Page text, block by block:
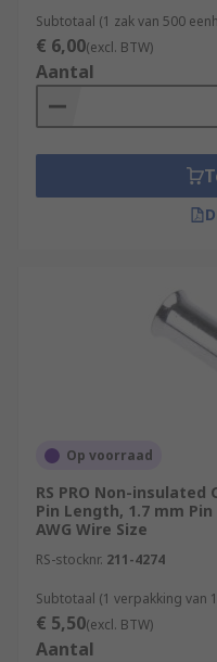
Subtotaal (1 zak van 500
€ 6,00(excl. BTW)
Aantal
Op voorraad
RS PRO Non-
Pin Length, 1.7 mm
AWG Wire Size
RS-stocknr. 211-4274
Subtotaal (1 verpakking van
€ 5,50(excl. BTW)
Aantal